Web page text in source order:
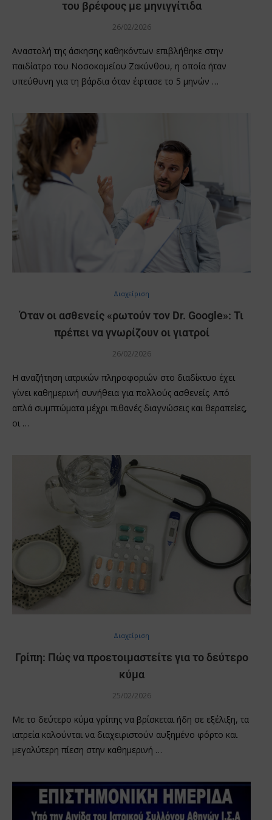
του βρέφους με μηνιγγίτιδα
26/02/2026
Αναστολή της άσκησης καθηκόντων επιβλήθηκε στην
παιδίατρο του Νοσοκομείου Ζακύνθου, η οποία ήταν
υπεύθυνη για τη βάρδια όταν έφτασε το 5 μηνών …
Διαχείριση
Όταν οι ασθενείς «ρωτούν τον Dr. Google»: Τι
πρέπει να γνωρίζουν οι γιατροί
26/02/2026
Η αναζήτηση ιατρικών πληροφοριών στο διαδίκτυο έχει
γίνει καθημερινή συνήθεια για πολλούς ασθενείς. Από
απλά συμπτώματα μέχρι πιθανές διαγνώσεις και θεραπείες,
οι …
Διαχείριση
Γρίπη: Πώς να προετοιμαστείτε για το δεύτερο
κύμα
25/02/2026
Με το δεύτερο κύμα γρίπης να βρίσκεται ήδη σε εξέλιξη, τα
ιατρεία καλούνται να διαχειριστούν αυξημένο φόρτο και
μεγαλύτερη πίεση στην καθημερινή …